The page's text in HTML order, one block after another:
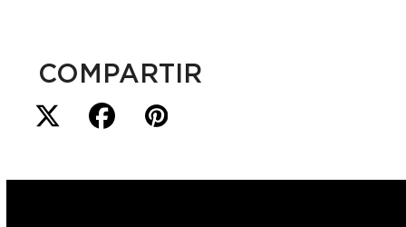
COMPARTIR